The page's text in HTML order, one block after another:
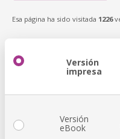
Esa página ha sido visitada 1226
Versión
impresa
Versión
eBook